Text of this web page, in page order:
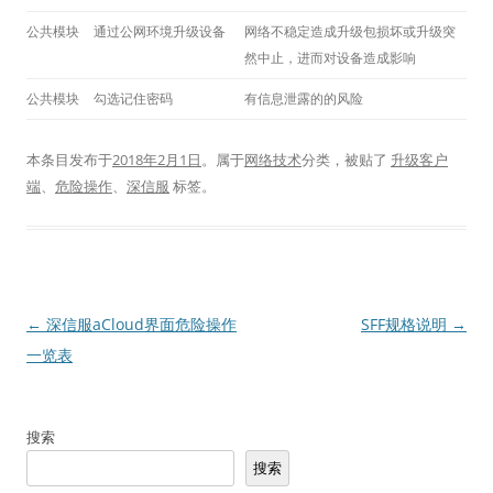
公共模块 通过公网环境升级设备
网络不稳定造成升级包损坏或升级突
然中止，进而对设备造成影响
公共模块 勾选记住密码 有信息泄露的的风险
本条目发布于2018年2月1日。属于网络技术分类，被贴了 升级客户
端、 危险操作、 深信服 标签。
文
章
← 深信服aCloud界面危险操作
一览表
SFF规格说明 →
搜索
搜索